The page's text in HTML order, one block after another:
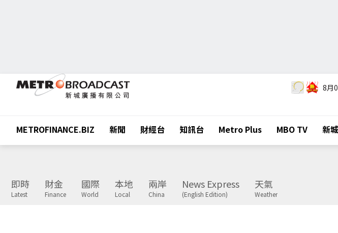
8月
METROFINANCE.BIZ 新聞 財經台 知訊台 Metro Plus MBO TV 新
即時
Latest
財金
Finance
國際
World
本地
Local
兩岸
China
News Express
(English Edition)
天氣
Weather